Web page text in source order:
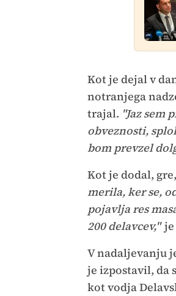
Kot je dejal v
notranjega
trajal. "Jaz sem
obveznosti,
bom prevzel
Kot je dodal,
merila, ker se,
pojavlja res
200 delavcev,"
V nadaljevanju
je izpostavil, da
kot vodja